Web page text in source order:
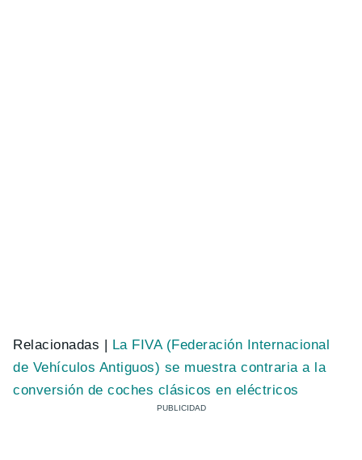
Relacionadas | La FIVA (Federación Internacional
de Vehículos Antiguos) se muestra contraria a la
conversión de coches clásicos en eléctricos